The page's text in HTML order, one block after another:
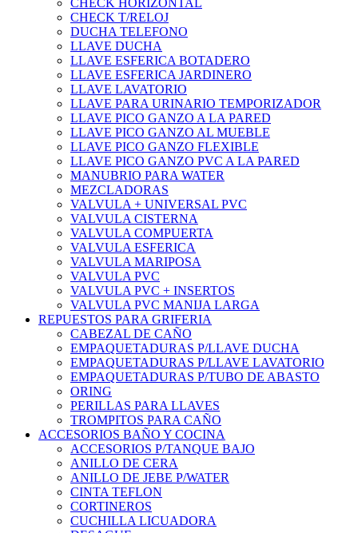
CHECK HORIZONTAL
CHECK T/RELOJ
DUCHA TELEFONO
LLAVE DUCHA
LLAVE ESFERICA BOTADERO
LLAVE ESFERICA JARDINERO
LLAVE LAVATORIO
LLAVE PARA URINARIO TEMPORIZADOR
LLAVE PICO GANZO A LA PARED
LLAVE PICO GANZO AL MUEBLE
LLAVE PICO GANZO FLEXIBLE
LLAVE PICO GANZO PVC A LA PARED
MANUBRIO PARA WATER
MEZCLADORAS
VALVULA + UNIVERSAL PVC
VALVULA CISTERNA
VALVULA COMPUERTA
VALVULA ESFERICA
VALVULA MARIPOSA
VALVULA PVC
VALVULA PVC + INSERTOS
VALVULA PVC MANIJA LARGA
REPUESTOS PARA GRIFERIA
CABEZAL DE CAÑO
EMPAQUETADURAS P/LLAVE DUCHA
EMPAQUETADURAS P/LLAVE LAVATORIO
EMPAQUETADURAS P/TUBO DE ABASTO
ORING
PERILLAS PARA LLAVES
TROMPITOS PARA CAÑO
ACCESORIOS BAÑO Y COCINA
ACCESORIOS P/TANQUE BAJO
ANILLO DE CERA
ANILLO DE JEBE P/WATER
CINTA TEFLON
CORTINEROS
CUCHILLA LICUADORA